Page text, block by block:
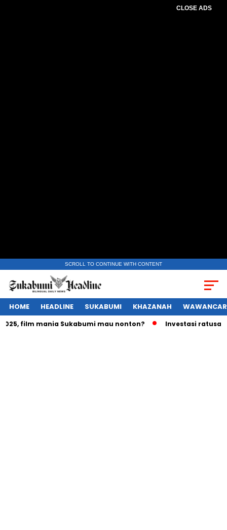
CLOSE ADS
SCROLL TO CONTINUE WITH CONTENT
HOME HEADLINE SUKABUMI KHAZANAH
mania Sukabumi mau nonton? Investasi ratusan